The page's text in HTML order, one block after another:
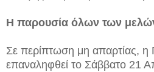
Η παρουσία όλων των
Σε περίπτωση μη απαρτίας, η
επαναληφθεί το Σάββατο 21